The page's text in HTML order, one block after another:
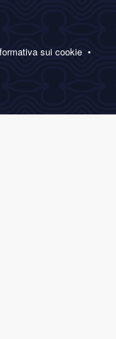
sui cookie